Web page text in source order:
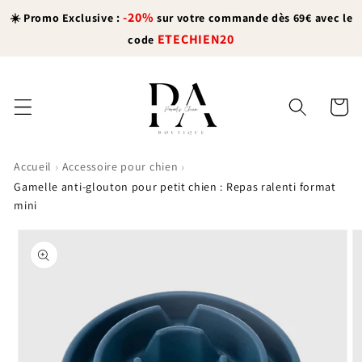
passer
☀️ Promo Exclusive :-20% sur votre commande dès 69€ avec le
code ETECHIEN20
Panier
Accueil › Accessoire pour chien ›
Gamelle anti-glouton pour petit chien : Repas ralenti format
mini
informations
produits